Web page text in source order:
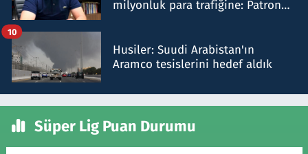
milyonluk para trafiğine: Patron
Husiler: Suudi Arabistan'ın
Aramco tesislerini hedef aldık
10
Süper Lig Puan Durumu